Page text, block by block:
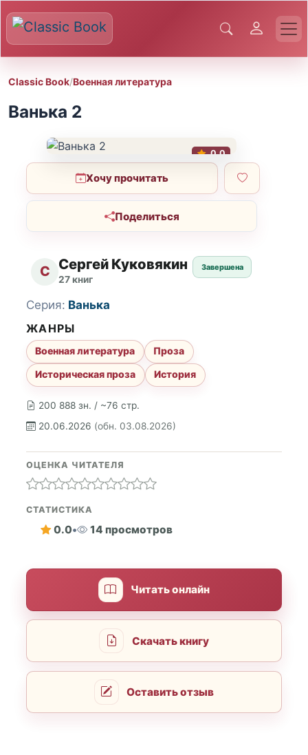
Classic Book/Военная литература
Ванька 2
0.0
Хочу прочитать
Поделиться
С Сергей Куковякин
27 книг
Завершена
200 888 зн. / ~76 стр.
20.06.2026 (обн. 03.08.2026)
Серия: Ванька
ЖАНРЫ
Военная литература
Проза
Историческая проза
История
ОЦЕНКА ЧИТАТЕЛЯ
СТАТИСТИКА
0.0• 14 просмотров
Читать онлайн
Скачать книгу
Оставить отзыв